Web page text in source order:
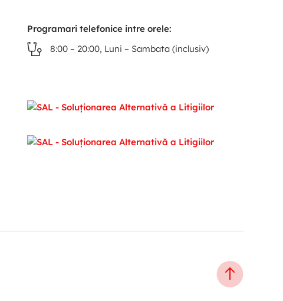
Programari telefonice intre orele:
8:00 – 20:00, Luni – Sambata (inclusiv)